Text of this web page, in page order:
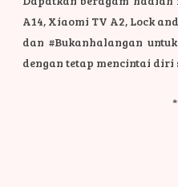
A14, Xiaomi TV A2, Lock
dan #Bukanhalangan
dengan tetap mencintai diri